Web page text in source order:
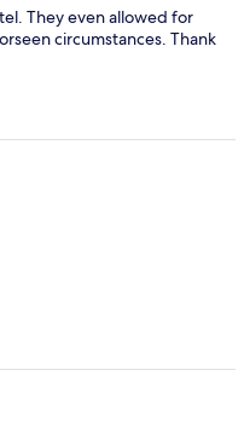
They even allowed for
circumstances. Thank